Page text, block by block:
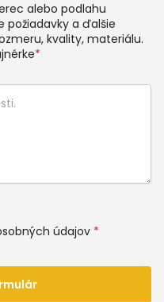
alebo podlahu
požiadavky a ďalšie
kvality, materiálu.
*
údajov *